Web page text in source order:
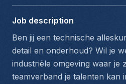
Job description
Ben jij een technische
detail en onderhoud? Wil je
industriële omgeving waar je
teamverband je talenten kan